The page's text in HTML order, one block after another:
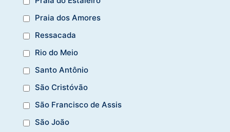
Praia dos Amores
Ressacada
Rio do Meio
Santo Antônio
São Cristóvão
São Francisco de Assis
São João